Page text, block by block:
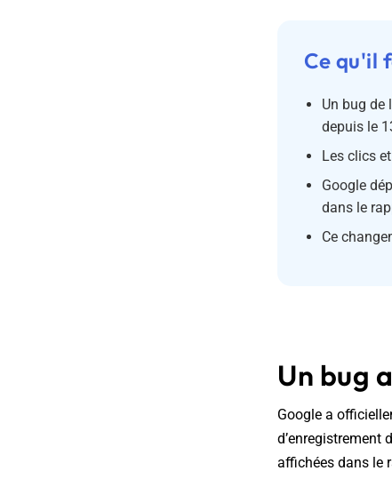
Ce qu'il
Un bug de
depuis le
Les clics
Google
dans le
Ce
Un bug
Google a
d’enregistrement
affichées dans le